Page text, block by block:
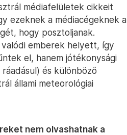
médiafelületek cikkeit
ezeknek a médiacégeknek a
hogy posztoljanak.
emberek helyett, így
el, hanem jótékonysági
és különböző
állami meteorológiai
nem olvashatnak a